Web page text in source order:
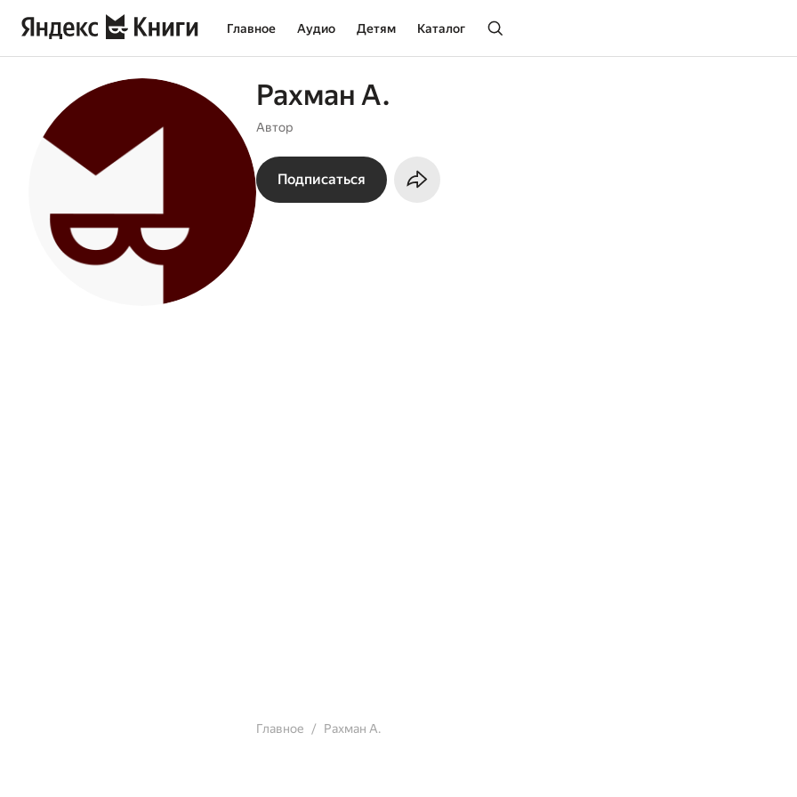
Главное Аудио Детям Каталог
Рахман А.
Автор
Подписаться
Главное Рахман А.